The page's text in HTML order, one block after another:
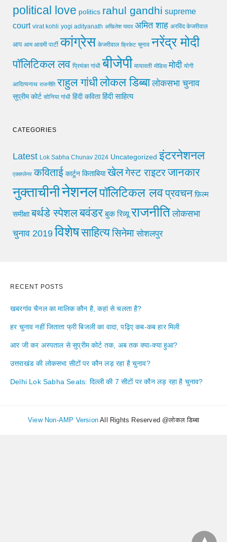
political love politics rahul gandhi supreme
court virat kohli yogi adityanath अखिलेश यादव अमित शाह अरविंद केजरीवाल
आप आम आदमी पार्टी कांग्रेस केजरीवाल क्रिकेट चुनाव नरेंद्र मोदी
पॉलिटिकल लव प्रियंका गांधी बीजेपी मायावती मीडिया मोदी योगी
आदित्यनाथ राजनीति राहुल गांधीलोकल डिब्बा लोकसभा चुनाव
सुप्रीम कोर्ट सोनिया गांधी हिंदी कविता हिंदी साहित्य
CATEGORIES
Latest Lok Sabha Chunav 2024 Uncategorized इंटरनेशनल
एक्सप्लेनर कविताई कार्टून किताबिया खेलगेस्ट राइटरजानकार
नुक्ताचीनीनेशनलपॉलिटिकल लवप्रवचन फ़िल्म
समीक्षा बर्थडे स्पेशलबवंडर बुक रिव्यू राजनीति लोकसभा
चुनाव 2019 विशेषसाहित्यसिनेमा सोशलपुर
RECENT POSTS
खबरगांव चैनल का मालिक कौन है, कहां से चलता है?
हर चुनाव नहीं जिताता फ्री बिजली का वादा, पढ़िए कब-कब हार मिली
आर जी कर अस्पताल से सुप्रीम कोर्ट तक, अब तक क्या-क्या हुआ?
उत्तराखंड की लोकसभा सीटों पर कौन लड़ रहा है चुनाव?
Delhi Lok Sabha Seats: दिल्ली की 7 सीटों पर कौन लड़ रहा है चुनाव?
View Non-AMP Version All Rights Reserved @लोकल डिब्बा